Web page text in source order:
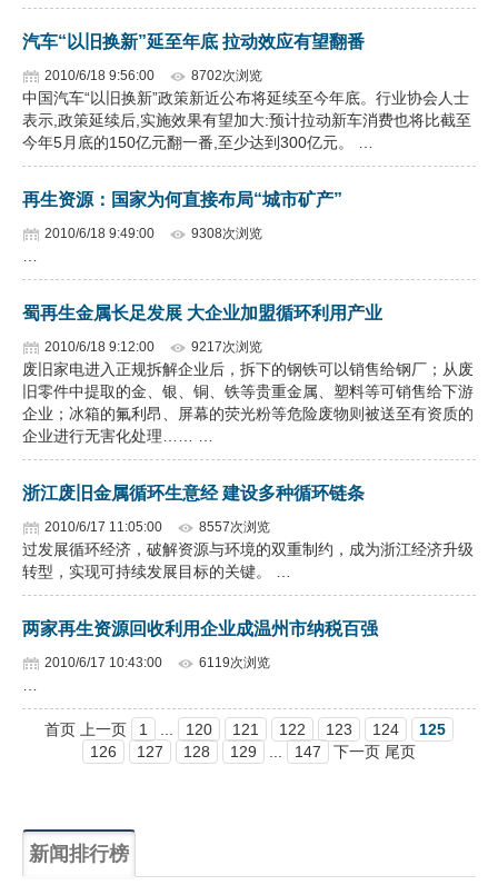
汽车“以旧换新”延至年底 拉动效应有望翻番
2010/6/18 9:56:00 8702次浏览
中国汽车“以旧换新”政策新近公布将延续至今年底。行业协会人士
表示,政策延续后,实施效果有望加大:预计拉动新车消费也将比截至
今年5月底的150亿元翻一番,至少达到300亿元。 …
再生资源：国家为何直接布局“城市矿产”
2010/6/18 9:49:00 9308次浏览
蜀再生金属长足发展 大企业加盟循环利用产业
2010/6/18 9:12:00 9217次浏览
废旧家电进入正规拆解企业后，拆下的钢铁可以销售给钢厂；从废
旧零件中提取的金、银、铜、铁等贵重金属、塑料等可销售给下游
企业；冰箱的氟利昂、屏幕的荧光粉等危险废物则被送至有资质的
企业进行无害化处理…… …
浙江废旧金属循环生意经 建设多种循环链条
2010/6/17 11:05:00 8557次浏览
过发展循环经济，破解资源与环境的双重制约，成为浙江经济升级
转型，实现可持续发展目标的关键。 …
两家再生资源回收利用企业成温州市纳税百强
2010/6/17 10:43:00 6119次浏览
首页 上一页 1 120 121 122 123 124
125
126
127 128 129 147 下一页 尾页
新闻排行榜